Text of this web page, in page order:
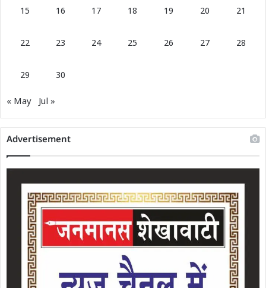
15 16 17 18 19 20 21
22 23 24 25 26 27 28
29 30
« May Jul »
Advertisement